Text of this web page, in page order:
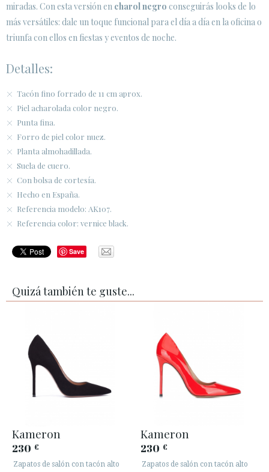
miradas. Con esta versión en charol negro conseguirás looks de lo
más versátiles: dale un toque funcional para el día a día en la oficina o
triunfa con ellos en fiestas y eventos de noche.
Detalles:
Tacón fino forrado de 11 cm aprox.
Piel acharolada color negro.
Punta fina.
Forro de piel color nuez.
Planta almohadillada.
Suela de cuero.
Con bolsa de cortesía.
Hecho en España.
Referencia modelo: AK107.
Referencia color: vernice black.
Save
Quizá también te guste...
Kameron
230 €
Zapatos de salón con tacón alto
Kameron
230 €
Zapatos de salón con tacón alto